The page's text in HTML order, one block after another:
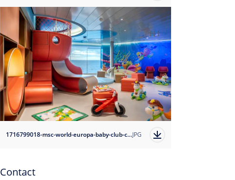
1716799018-msc-world-europa-baby-club-chicco?auto=formatJPG
Contact